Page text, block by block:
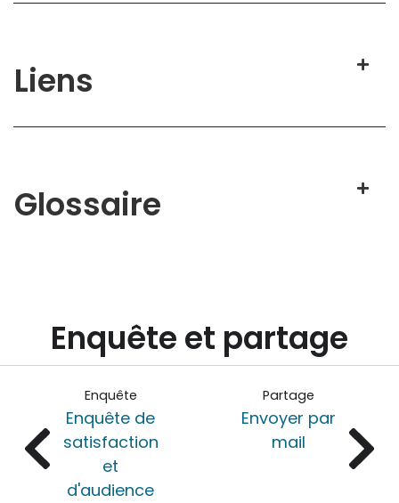
Liens
Glossaire
Enquête et partage
Enquête
Enquête de
satisfaction
et
d'audience
Partage
Envoyer par
mail